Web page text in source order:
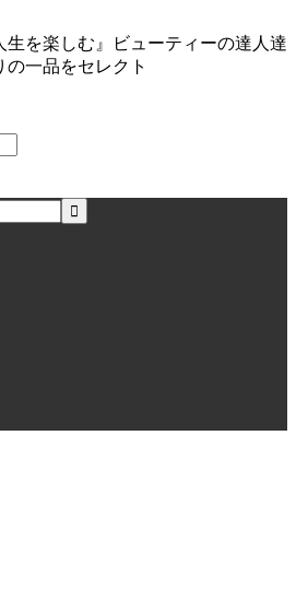
生を楽しむ』ビューティーの達人達
一品をセレクト